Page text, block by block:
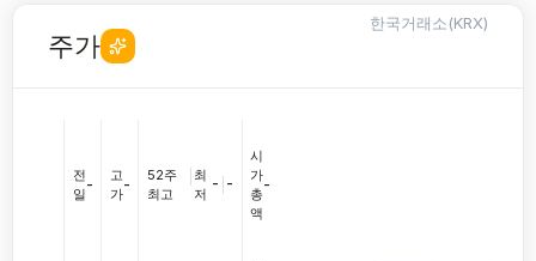
주가
한국거래소(KRX)
전
일
-
고
가
-
52주
최고
최
저
- -
시
가
총
액
-